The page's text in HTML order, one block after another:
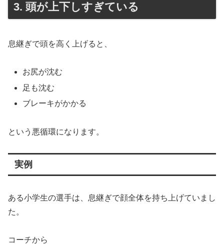
3. 頭が上下しすぎている
息継ぎで頭を高く上げると、
お尻が沈む
足も沈む
ブレーキがかかる
という悪循環になります。
実例
ある小学生の選手は、息継ぎで顔全体を持ち上げていまし
た。
コーチから